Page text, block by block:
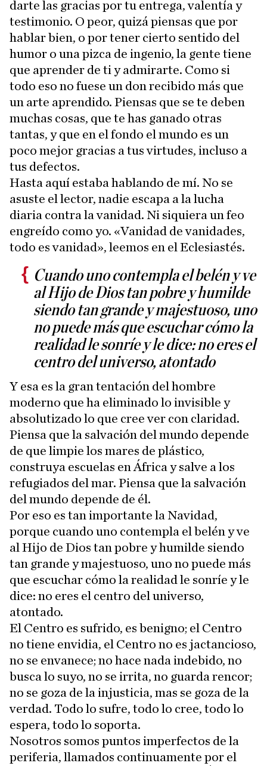
darte las gracias por tu entrega, valentía y
testimonio. O peor, quizá piensas que por
hablar bien, o por tener cierto sentido del
humor o una pizca de ingenio, la gente tiene
que aprender de ti y admirarte. Como si
todo eso no fuese un don recibido más que
un arte aprendido. Piensas que se te deben
muchas cosas, que te has ganado otras
tantas, y que en el fondo el mundo es un
poco mejor gracias a tus virtudes, incluso a
tus defectos.
Hasta aquí estaba hablando de mí. No se
asuste el lector, nadie escapa a la lucha
diaria contra la vanidad. Ni siquiera un feo
engreído como yo. «Vanidad de vanidades,
todo es vanidad», leemos en el Eclesiastés.
Cuando uno contempla el belén y ve
al Hijo de Dios tan pobre y humilde
siendo tan grande y majestuoso, uno
no puede más que escuchar cómo la
realidad le sonríe y le dice: no eres el
centro del universo, atontado
Y esa es la gran tentación del hombre
moderno que ha eliminado lo invisible y
absolutizado lo que cree ver con claridad.
Piensa que la salvación del mundo depende
de que limpie los mares de plástico,
construya escuelas en África y salve a los
refugiados del mar. Piensa que la salvación
del mundo depende de él.
Por eso es tan importante la Navidad,
porque cuando uno contempla el belén y ve
al Hijo de Dios tan pobre y humilde siendo
tan grande y majestuoso, uno no puede más
que escuchar cómo la realidad le sonríe y le
dice: no eres el centro del universo,
atontado.
El Centro es sufrido, es benigno; el Centro
no tiene envidia, el Centro no es jactancioso,
no se envanece; no hace nada indebido, no
busca lo suyo, no se irrita, no guarda rencor;
no se goza de la injusticia, mas se goza de la
verdad. Todo lo sufre, todo lo cree, todo lo
espera, todo lo soporta.
Nosotros somos puntos imperfectos de la
periferia, llamados continuamente por el